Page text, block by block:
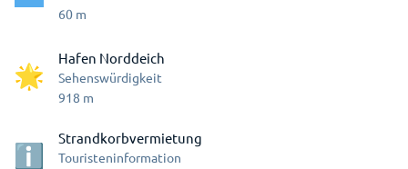
60 m
Hafen Norddeich
Sehenswürdigkeit
918 m
Strandkorbvermietung
Touristeninformation